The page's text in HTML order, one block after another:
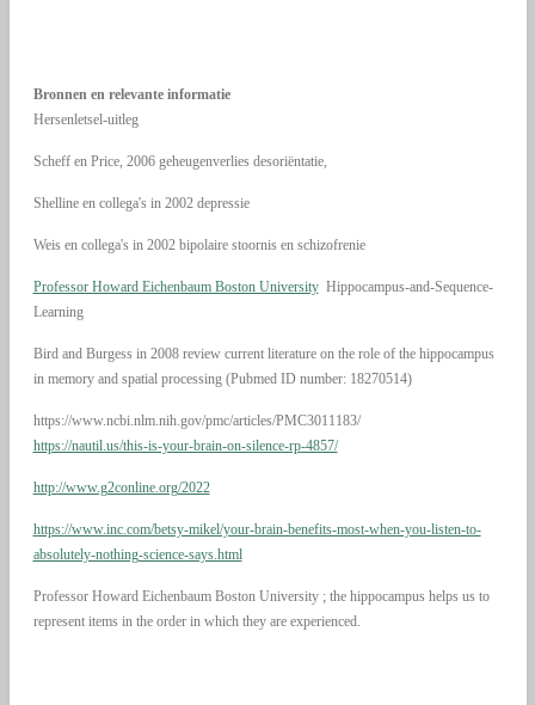
Bronnen en relevante informatie
Hersenletsel-uitleg
Scheff en Price, 2006 geheugenverlies desoriëntatie,
Shelline en collega's in 2002 depressie
Weis en collega's in 2002 bipolaire stoornis en schizofrenie
Professor Howard Eichenbaum Boston UniversityHippocampus-and-Sequence-
Learning
Bird and Burgess in 2008 review current literature on the role of the hippocampus
in memory and spatial processing (Pubmed ID number: 18270514)
https://www.ncbi.nlm.nih.gov/pmc/articles/PMC3011183/
https://nautil.us/this-is-your-brain-on-silence-rp-4857/
http://www.g2conline.org/2022
https://www.inc.com/betsy-mikel/your-brain-benefits-most-when-you-listen-to-
absolutely-nothing-science-says.html
Professor Howard Eichenbaum Boston University ; the hippocampus helps us to
represent items in the order in which they are experienced.